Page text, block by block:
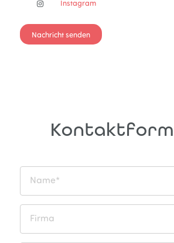
Instagram
Nachricht senden